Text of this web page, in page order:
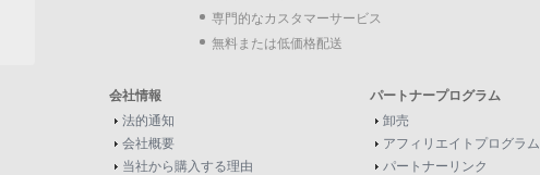
専門的なカスタマーサービス
無料または低価格配送
会社情報
法的通知
会社概要
当社から購入する理由
パートナープログラム
卸売
アフィリエイトプログラム
パートナーリンク